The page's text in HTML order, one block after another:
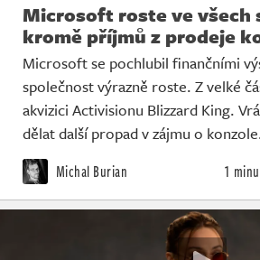
Microsoft roste ve všech
kromě příjmů z prodeje
Microsoft se pochlubil finančními
společnost výrazně roste. Z velké
akvizici Activisionu Blizzard King.
dělat další propad v zájmu o
Michal Burian 1